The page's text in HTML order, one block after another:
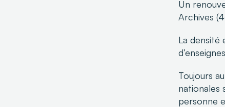
Un
Archives
La densité
Toujours
nationales
personne